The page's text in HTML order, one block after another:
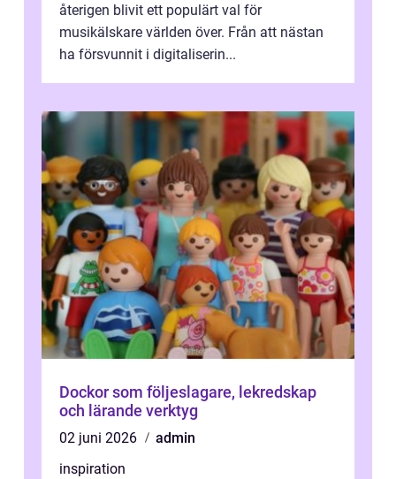
återigen blivit ett populärt val för
musikälskare världen över. Från att nästan
ha försvunnit i digitaliserin...
Dockor som följeslagare, lekredskap
och lärande verktyg
02 juni 2026
admin
inspiration